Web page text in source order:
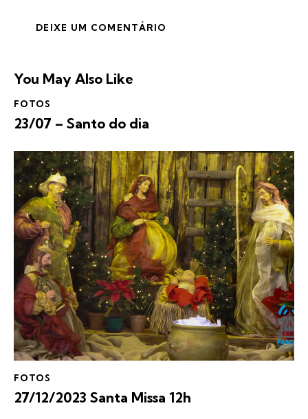
You May Also Like
FOTOS
23/07 – Santo do dia
FOTOS
27/12/2023 Santa Missa 12h